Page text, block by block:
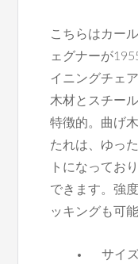
こちらはカー
ェグナーが
イニングチェ
木材とスチー
特徴的。曲げ
たれは、ゆっ
トになってお
できます。強
ッキングも可能
サイ